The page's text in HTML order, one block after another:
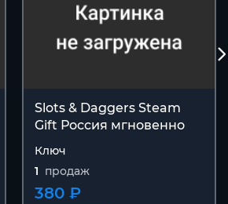
Slots & Daggers Steam
Gift Россия мгновенно
Ключ
1 продаж
380 ₽